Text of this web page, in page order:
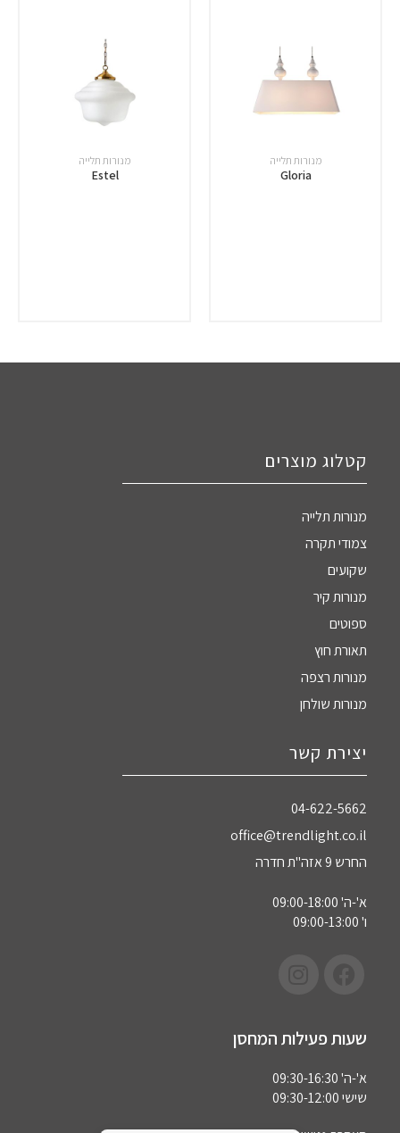
מנורות תלייה
Gloria
מנורות תלייה
Estel
קטלוג מוצרים
מנורות תלייה
צמודי תקרה
שקועים
מנורות קיר
ספוטים
תאורת חוץ
מנורות רצפה
מנורות שולחן
יצירת קשר
04-622-5662‏
office@trendlight.co.il
החרש 9 אזה"ת חדרה
א'-ה' 09:00-18:00
ו' 09:00-13:00
שעות פעילות המחסן
א'-ה' 09:30-16:30
שישי 09:30-12:00